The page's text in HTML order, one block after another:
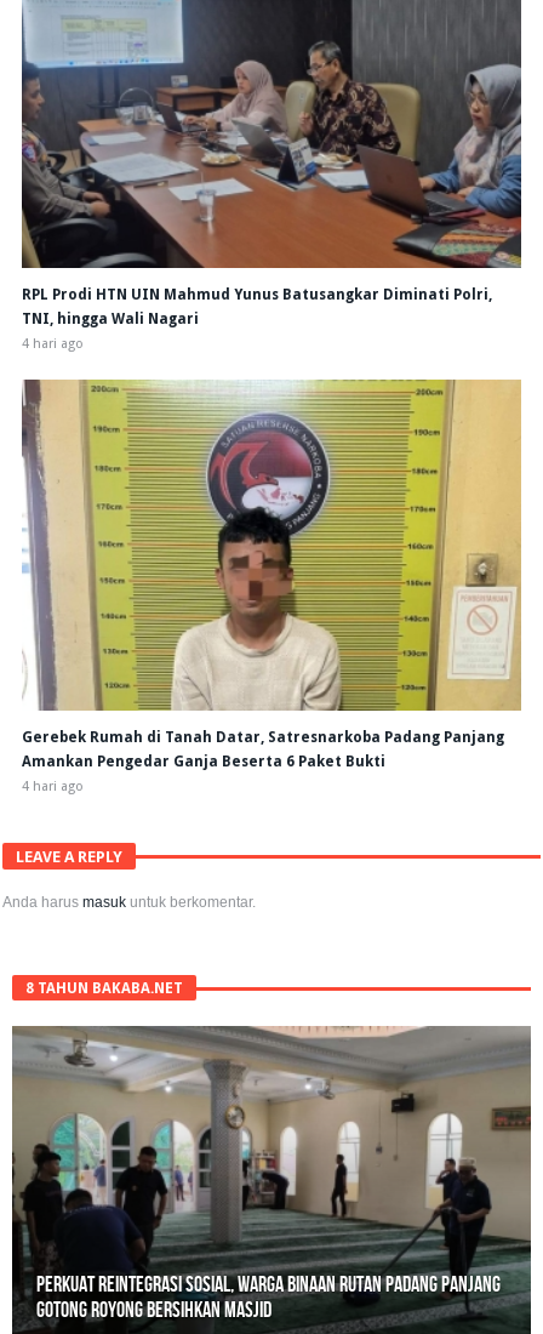
RPL Prodi HTN UIN Mahmud Yunus Batusangkar Diminati Polri,
TNI, hingga Wali Nagari
4 hari ago
Gerebek Rumah di Tanah Datar, Satresnarkoba Padang Panjang
Amankan Pengedar Ganja Beserta 6 Paket Bukti
4 hari ago
LEAVE A REPLY
Anda harusmasuk untuk berkomentar.
8 TAHUN BAKABA.NET
Perkuat Reintegrasi Sosial, Warga Binaan Rutan Padang Panjang
Gotong Royong Bersihkan Masjid